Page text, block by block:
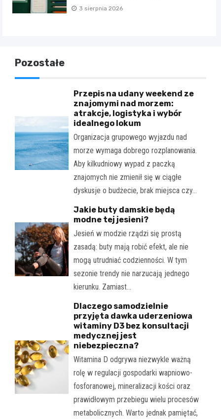
3 sierpnia 2026
Pozostałe
Przepis na udany weekend ze
znajomymi nad morzem:
atrakcje, logistyka i wybór
idealnego lokum
Organizacja grupowego wyjazdu nad
morze wymaga dobrego rozplanowania.
Aby kilkudniowy wypad z paczką
znajomych nie zmienił się w ciągłe
dyskusje o budżecie, brak miejsca czy…
Jakie buty damskie będą
modne tej jesieni?
Jesień w modzie rządzi się prostą
zasadą: buty mają robić efekt, ale nie
mogą utrudniać codzienności. W tym
sezonie trendy nie narzucają jednego
kierunku. Zamiast…
Dlaczego samodzielnie
przyjęta dawka uderzeniowa
witaminy D3 bez konsultacji
medycznej jest
niebezpieczna?
Witamina D odgrywa niezwykle ważną
rolę w regulacji gospodarki wapniowo-
fosforanowej, mineralizacji kości oraz
prawidłowym przebiegu wielu procesów
metabolicznych. Warto jednak pamiętać,